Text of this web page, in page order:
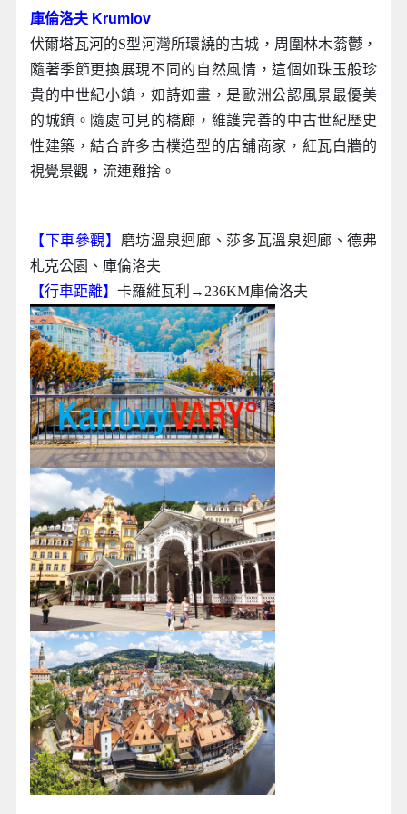
庫倫洛夫 Krumlov
伏爾塔瓦河的S型河灣所環繞的古城，周圍林木蓊鬱，
隨著季節更換展現不同的自然風情，這個如珠玉般珍
貴的中世紀小鎮，如詩如畫，是歐洲公認風景最優美
的城鎮。隨處可見的橋廊，維護完善的中古世紀歷史
性建築，結合許多古樸造型的店舖商家，紅瓦白牆的
視覺景觀，流連難捨。
【下車參觀】 磨坊溫泉迴廊、莎多瓦溫泉迴廊、德弗
札克公園、庫倫洛夫
【行車距離】 卡羅維瓦利→236KM庫倫洛夫